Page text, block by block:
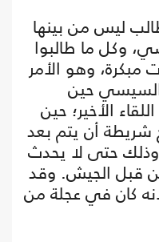
ليس من بينها
وكل ما طالبوا
مبكرة، وهو الأمر
حين
الأخير؛ حين
أن يتم بعد
وذلك حتى لا يحدث
قبل الجيش. وقد
كان في عجلة من